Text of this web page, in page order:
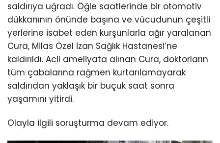
saldırıya uğradı. Öğle saatlerinde bir otomotiv
dükkanının önünde başına ve vücudunun çeşitli
yerlerine isabet eden kurşunlarla ağır yaralanan
Cura, Milas Özel İzan Sağlık Hastanesi’ne
kaldırıldı. Acil ameliyata alınan Cura, doktorların
tüm çabalarına rağmen kurtarılamayarak
saldırıdan yaklaşık bir buçuk saat sonra
yaşamını yitirdi.
Olayla ilgili soruşturma devam ediyor.